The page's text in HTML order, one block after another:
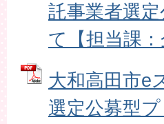
託事業者選
て【担当課
大和高田市e
選定公募型